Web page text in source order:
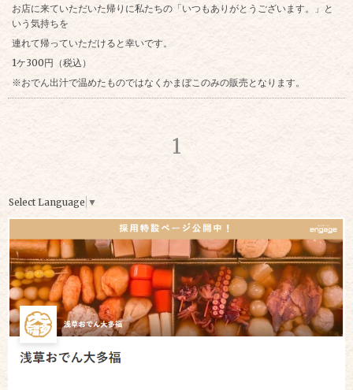
お店に来ていただいた帰りに私たちの「いつもありがとうございます。」と
いう気持ちを
連れて帰っていただけると幸いです。
1ケ300円（税込）
※おでん出汁で温めたものではなくかまぼこのみの販売となります。
1
Select Language ▼